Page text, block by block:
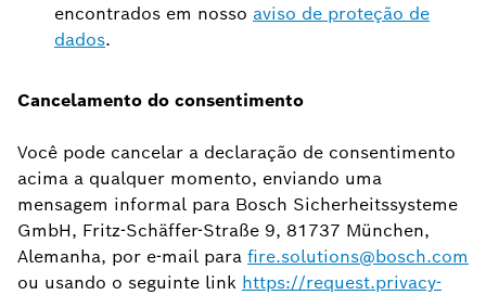
encontrados em nosso aviso de proteção de
dados.
Cancelamento do consentimento
Você pode cancelar a declaração de consentimento
acima a qualquer momento, enviando uma
mensagem informal para Bosch Sicherheitssysteme
GmbH, Fritz-Schäffer-Straße 9, 81737 München,
Alemanha, por e-mail para fire.solutions@bosch.com
ou usando o seguinte link https://request.privacy-